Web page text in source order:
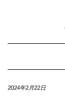
2024年2月22日